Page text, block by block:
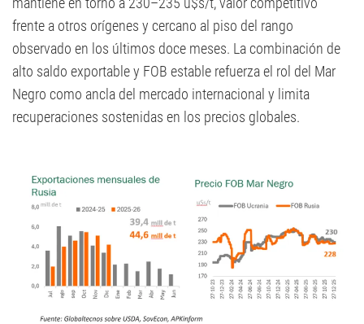
frente a otros orígenes y cercano al piso del rango
observado en los últimos doce meses. La combinación de
alto saldo exportable y FOB estable refuerza el rol del Mar
Negro como ancla del mercado internacional y limita
recuperaciones sostenidas en los precios globales.